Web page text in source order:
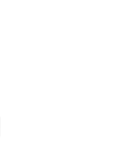
コンテンツへ移動